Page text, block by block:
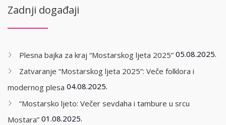
Zadnji događaji
Plesna bajka za kraj “Mostarskog ljeta 2025” 05.08.2025.
Zatvaranje “Mostarskog ljeta 2025”: Veče folklora i
modernog plesa 04.08.2025.
“Mostarsko ljeto: Večer sevdaha i tambure u srcu
Mostara” 01.08.2025.